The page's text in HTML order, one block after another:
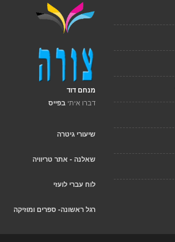
מנחם דוד
דברו איתי בפייס
שיעורי גיטרה
שאלנה - אתר טריוויה
לוח עברי לועזי
רגל ראשונה- ספרים ומוזיקה